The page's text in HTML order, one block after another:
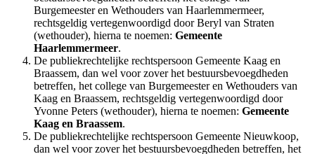
Burgemeester en Wethouders van Haarlemmermeer,
rechtsgeldig vertegenwoordigd door Beryl van Straten
(wethouder), hierna te noemen: Gemeente
Haarlemmermeer.
De publiekrechtelijke rechtspersoon Gemeente Kaag en
Braassem, dan wel voor zover het bestuursbevoegdheden
betreffen, het college van Burgemeester en Wethouders van
Kaag en Braassem, rechtsgeldig vertegenwoordigd door
Yvonne Peters (wethouder), hierna te noemen: Gemeente
Kaag en Braassem.
De publiekrechtelijke rechtspersoon Gemeente Nieuwkoop,
dan wel voor zover het bestuursbevoegdheden betreffen, het